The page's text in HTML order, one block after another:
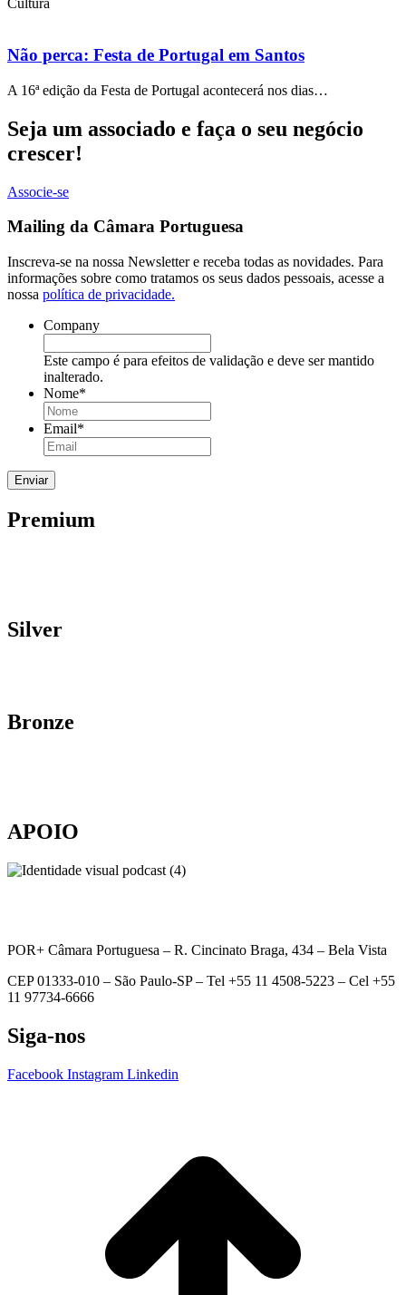
Cultura
Não perca: Festa de Portugal em Santos
A 16ª edição da Festa de Portugal acontecerá nos dias…
Seja um associado e faça o seu negócio
crescer!
Associe-se
Mailing da Câmara Portuguesa
Inscreva-se na nossa Newsletter e receba todas as novidades. Para
informações sobre como tratamos os seus dados pessoais, acesse a
nossa política de privacidade.
Company
Este campo é para efeitos de validação e deve ser mantido
inalterado.
Nome*
Email*
Premium
Silver
Bronze
APOIO
POR+ Câmara Portuguesa – R. Cincinato Braga, 434 – Bela Vista
CEP 01333-010 – São Paulo-SP – Tel +55 11 4508-5223 – Cel +55
11 97734-6666
Siga-nos
Facebook Instagram Linkedin